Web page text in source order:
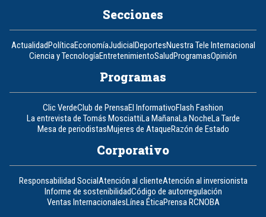
Secciones
ActualidadPolíticaEconomíaJudicialDeportesNuestra Tele Internacional
Ciencia y TecnologíaEntretenimientoSaludProgramasOpinión
Programas
Clic VerdeClub de PrensaEl InformativoFlash Fashion
La entrevista de Tomás MosciattiLa MañanaLa NocheLa Tarde
Mesa de periodistasMujeres de AtaqueRazón de Estado
Corporativo
Responsabilidad SocialAtención al clienteAtención al inversionista
Informe de sostenibilidadCódigo de autorregulación
Ventas InternacionalesLínea ÉticaPrensa RCNOBA